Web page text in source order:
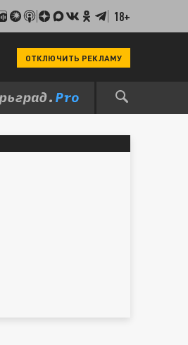
18+
ОТКЛЮЧИТЬ РЕКЛАМУ